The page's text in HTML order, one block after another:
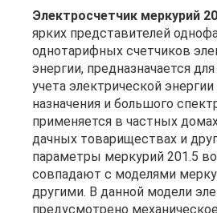
Электросчетчик меркурий
ярких представителей
однотарифных счетчиков
энергии, предназначается
учета электрической энергии
назначения и большого
применяется в частных
дачных товариществах и
параметры меркурий 201.5
совпадают с моделями
другими. В данной модели
предусмотрено